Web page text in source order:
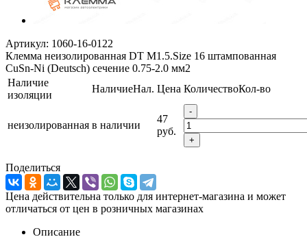
Артикул: 1060-16-0122
Клемма неизолированная DT M1.5.Size 16 штампованная
CuSn-Ni (Deutsch) сечение 0.75-2.0 мм2
Наличие
изоляции
НаличиеНал. Цена КоличествоКол-во
неизолированная в наличии
47
руб.
-
+
Поделиться
Цена действительна только для интернет-магазина и может
отличаться от цен в розничных магазинах
Описание